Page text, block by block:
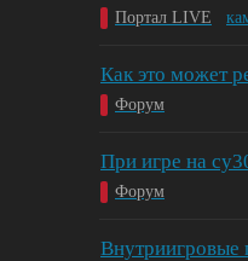
Портал LIVE
Как это может
Форум
При игре на
Форум
Внутриигровые